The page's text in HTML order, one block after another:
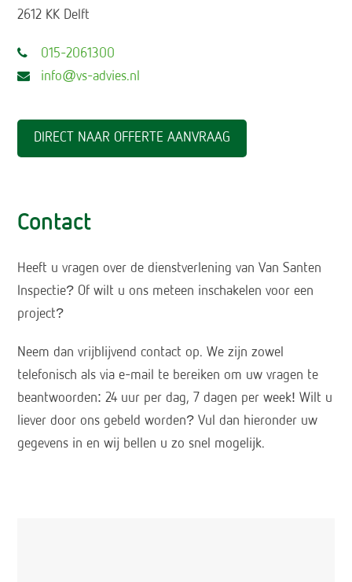
2612 KK Delft
015-2061300
info@vs-advies.nl
DIRECT NAAR OFFERTE AANVRAAG
Contact
Heeft u vragen over de dienstverlening van Van Santen
Inspectie? Of wilt u ons meteen inschakelen voor een
project?
Neem dan vrijblijvend contact op. We zijn zowel
telefonisch als via e-mail te bereiken om uw vragen te
beantwoorden: 24 uur per dag, 7 dagen per week! Wilt u
liever door ons gebeld worden? Vul dan hieronder uw
gegevens in en wij bellen u zo snel mogelijk.